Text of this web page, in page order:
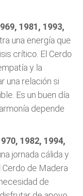
1981, 1993,
una energía que
crítico. El Cerdo
y la
una relación si
Es un buen día
depende
1982, 1994,
jornada cálida y
de Madera
de